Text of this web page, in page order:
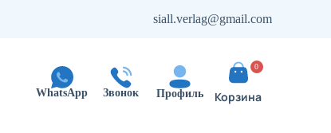
siall.verlag@gmail.com
WhatsApp Звонок Профиль
0